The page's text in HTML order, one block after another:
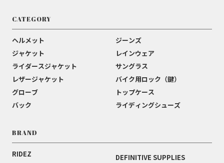
CATEGORY
ヘルメット
ジャケット
ライダースジャケット
レザージャケット
グローブ
バック
ジーンズ
レインウェア
サングラス
バイク用ロック（鍵）
トップケース
ライディングシューズ
BRAND
RIDEZ
DEFINITIVE SUPPLIES